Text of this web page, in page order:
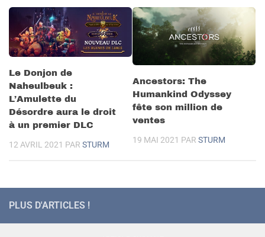
Le Donjon de
Naheulbeuk :
L’Amulette du
Désordre aura le droit
à un premier DLC
12 AVRIL 2021 PAR STURM
Ancestors: The
Humankind Odyssey
fête son million de
ventes
19 MAI 2021 PAR STURM
PLUS D'ARTICLES !